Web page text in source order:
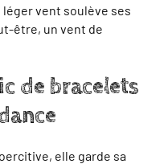
vent soulève ses
être, un vent de
de bracelets
elle garde sa